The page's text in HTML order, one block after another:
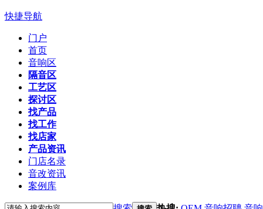
快捷导航
门户
首页
音响区
隔音区
工艺区
探讨区
找产品
找工作
找店家
产品资讯
门店名录
音改资讯
案例库